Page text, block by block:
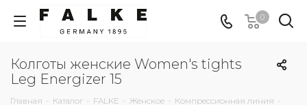
0
Колготы женские Women's tights
Leg Energizer 15
Главная - Каталог - FALKE - Женское - Компрессионная линия -